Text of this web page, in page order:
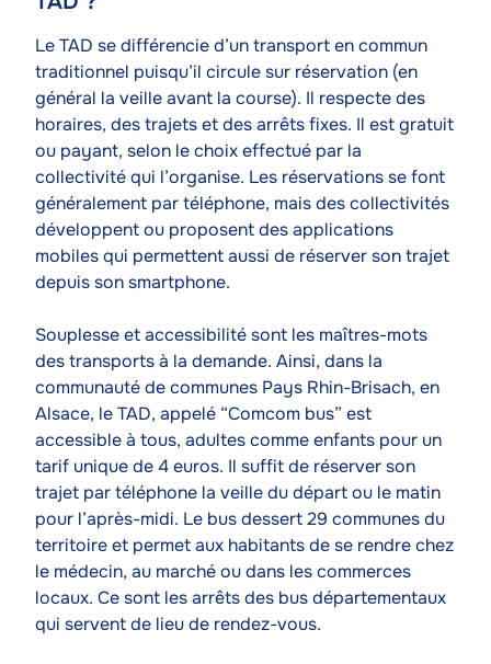
Texte
Le TAD se différencie d’un transport en commun
traditionnel puisqu’il circule sur réservation (en
général la veille avant la course). Il respecte des
horaires, des trajets et des arrêts fixes. Il est gratuit
ou payant, selon le choix effectué par la
collectivité qui l’organise. Les réservations se font
généralement par téléphone, mais des collectivités
développent ou proposent des applications
mobiles qui permettent aussi de réserver son trajet
depuis son smartphone.
Souplesse et accessibilité sont les maîtres-mots
des transports à la demande. Ainsi, dans la
communauté de communes Pays Rhin-Brisach, en
Alsace, le TAD, appelé “Comcom bus” est
accessible à tous, adultes comme enfants pour un
tarif unique de 4 euros. Il suffit de réserver son
trajet par téléphone la veille du départ ou le matin
pour l’après-midi. Le bus dessert 29 communes du
territoire et permet aux habitants de se rendre chez
le médecin, au marché ou dans les commerces
locaux. Ce sont les arrêts des bus départementaux
qui servent de lieu de rendez-vous.